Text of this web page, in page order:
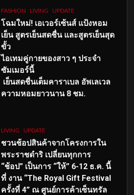
FASHION LIVING UPDATE
โฉมใหม่! เอเวอร์เซ้นส์ แป้งหอม
เย็น สูตรเย็นสดชื่น และสูตรเย็นสุด
ขั้ว
ไอเทมคู่กายของสาว ๆ ประจำ
ซัมเมอร์นี้
เย็นสดชื่นเต็มคาราเบล อัพเลเวล
ความหอมยาวนาน 8 ชม.
LIVING UPDATE
ชวนช้อปสินค้าจากโครงการใน
พระราชดำริ เปลี่ยนทุกการ
“ช้อป” เป็นการ “ให้” 6-12 ธ.ค. นี้
ที่ งาน “The Royal Gift Festival
ครั้งที่ 4” ณ ศูนย์การค้าเซ็นทรัล